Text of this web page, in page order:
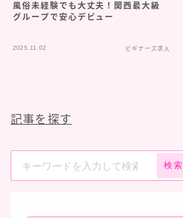
風俗未経験でも大丈夫！関西最大級
グループで安心デビュー
2025.11.02 ビギナーズ求人
記事を探す
検索